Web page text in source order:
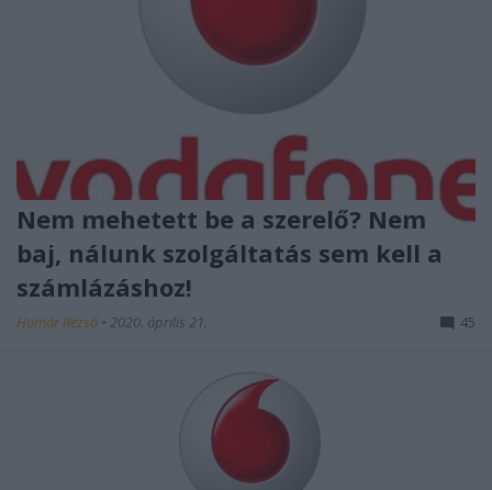
Nem mehetett be a szerelő? Nem
baj, nálunk szolgáltatás sem kell a
számlázáshoz!
Homár Rezső • 2020. április 21. 45